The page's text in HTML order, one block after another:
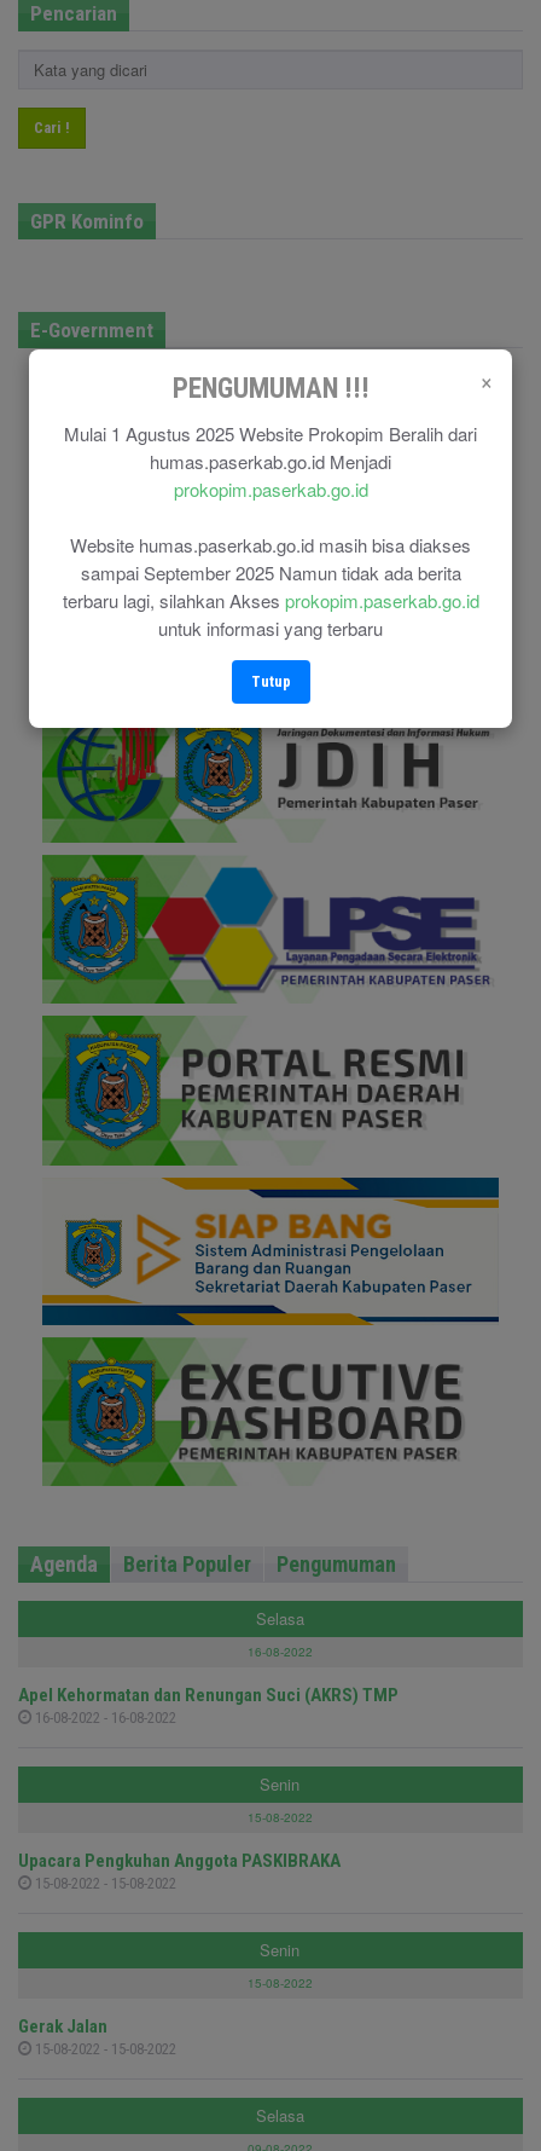
×
PENGUMUMAN !!!
Mulai 1 Agustus 2025 Website Prokopim Beralih dari
humas.paserkab.go.id Menjadi
prokopim.paserkab.go.id
Website humas.paserkab.go.id masih bisa diakses
sampai September 2025 Namun tidak ada berita
terbaru lagi, silahkan Akses prokopim.paserkab.go.id
untuk informasi yang terbaru
Tutup
Pencarian
Cari !
GPR Kominfo
E-Government
Agenda Berita Populer Pengumuman
Selasa
16-08-2022
Apel Kehormatan dan Renungan Suci (AKRS) TMP
16-08-2022 - 16-08-2022
Senin
15-08-2022
Upacara Pengkuhan Anggota PASKIBRAKA
15-08-2022 - 15-08-2022
Senin
15-08-2022
Gerak Jalan
15-08-2022 - 15-08-2022
Selasa